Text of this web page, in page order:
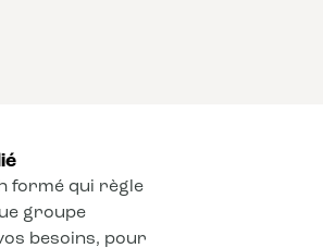
formé qui règle
groupe
besoins, pour